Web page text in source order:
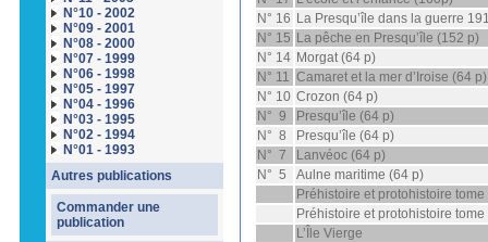
N°10 - 2002
N°09 - 2001
N°08 - 2000
N°07 - 1999
N°06 - 1998
N°05 - 1997
N°04 - 1996
N°03 - 1995
N°02 - 1994
N°01 - 1993
Autres publications
Commander une
publication
N° 16 La Presqu’île dans la guerre
N° 15 La pêche en Presqu’île (152 p)
N° 14 Morgat (64 p)
N° 11 Camaret et la mer d’Iroise (64 p)
N° 10 Crozon (64 p)
N° 9
Presqu’île (64 p)
N° 8
Presqu’île (64 p)
N° 7
Lanvéoc (64 p)
N° 5
Aulne maritime (64 p)
Préhistoire et protohistoire tome
Préhistoire et protohistoire tome
L’Île Vierge